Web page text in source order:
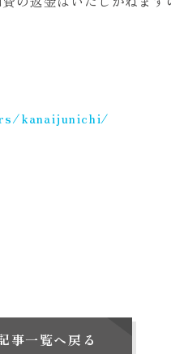
kanaijunichi/
事一覧へ戻る